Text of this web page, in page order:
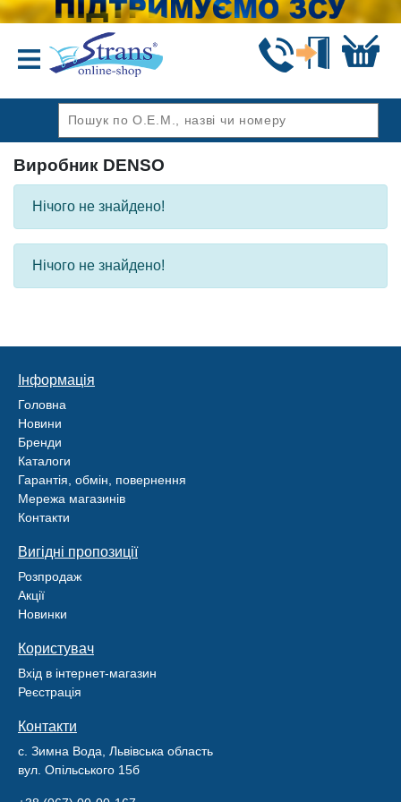
Виробник DENSO
Нічого не знайдено!
Нічого не знайдено!
Інформація
Головна
Новини
Бренди
Каталоги
Гарантія, обмін, повернення
Мережа магазинів
Контакти
Вигідні пропозиції
Розпродаж
Акції
Новинки
Користувач
Вхід в інтернет-магазин
Реєстрація
Контакти
с. Зимна Вода, Львівська область
вул. Опільського 15б